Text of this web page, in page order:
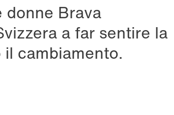
donne Brava
a far sentire la
cambiamento.